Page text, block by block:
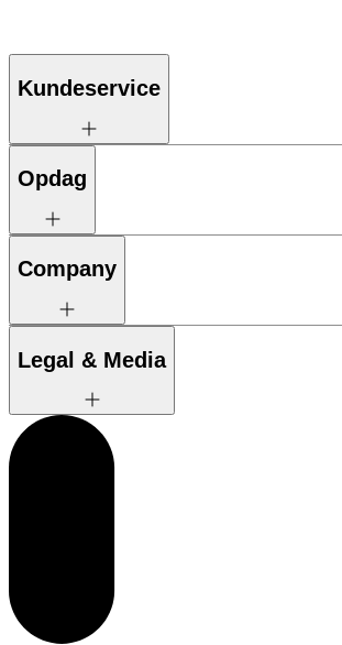
Kundeservice
Opdag
Company
Legal & Media